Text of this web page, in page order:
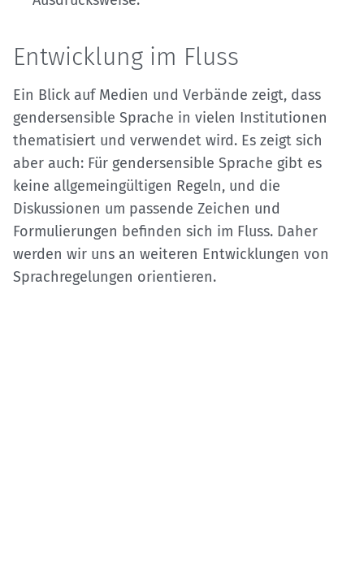
Entwicklung im Fluss
Ein Blick auf Medien und Verbände zeigt, dass
gendersensible Sprache in vielen Institutionen
thematisiert und verwendet wird. Es zeigt sich
aber auch: Für gendersensible Sprache gibt es
keine allgemeingültigen Regeln, und die
Diskussionen um passende Zeichen und
Formulierungen befinden sich im Fluss. Daher
werden wir uns an weiteren Entwicklungen von
Sprachregelungen orientieren.